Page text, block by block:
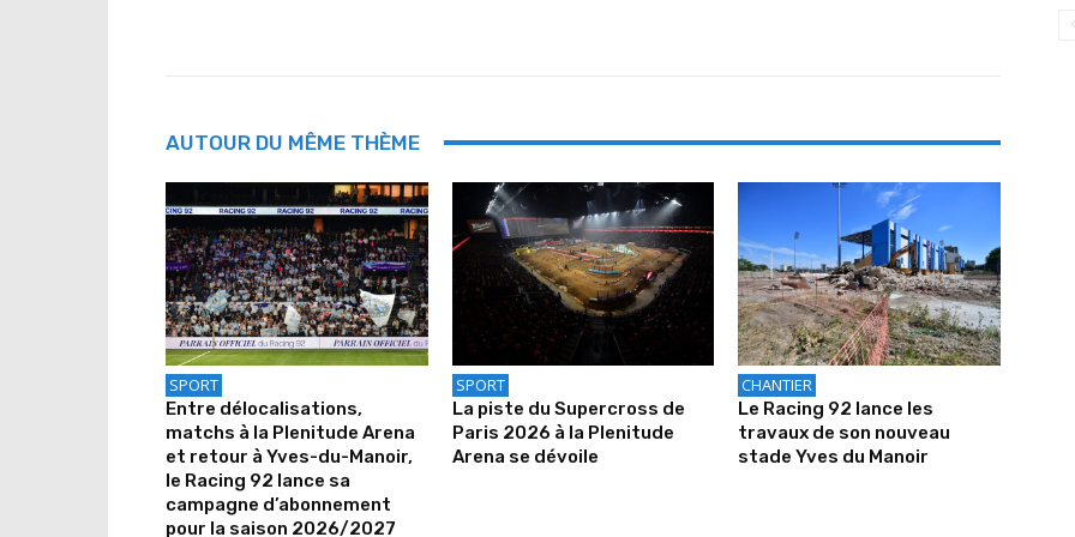
AUTOUR DU MÊME THÈME
SPORT
Entre délocalisations,
matchs à la Plenitude Arena
et retour à Yves-du-Manoir,
le Racing 92 lance sa
campagne d’abonnement
pour la saison 2026/2027
SPORT
La piste du Supercross de
Paris 2026 à la Plenitude
Arena se dévoile
CHANTIER
Le Racing 92 lance les
travaux de son nouveau
stade Yves du Manoir